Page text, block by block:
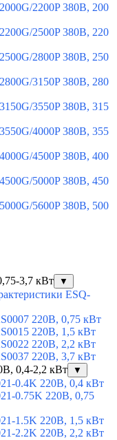
2200P 380В, 200
2500P 380В, 220
2800P 380В, 250
3150P 380В, 280
3550P 380В, 315
4000P 380В, 355
4500P 380В, 400
5000P 380В, 450
5600P 380В, 500
3,7 кВт
▼
ESQ-
220В, 0,75 кВт
220В, 1,5 кВт
220В, 2,2 кВт
220В, 3,7 кВт
0,4-2,2 кВт
▼
0.4K 220В, 0,4 кВт
0.75K 220В, 0,75
1.5K 220В, 1,5 кВт
2.2K 220В, 2,2 кВт